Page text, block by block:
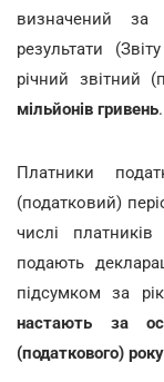
визначений за
результати
річний звітний
мільйонів гривень.
Платники
(податковий)
числі
подають
підсумком за
настають за
(податкового) року